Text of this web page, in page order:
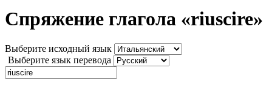
Спряжение глагола «riuscire»
Выберите исходный язык
Выберите язык перевода